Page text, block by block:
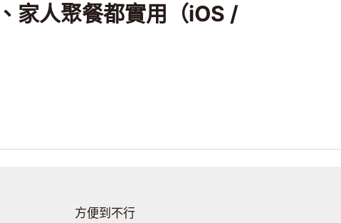
家人聚餐都實用（iOS /
方便到不行